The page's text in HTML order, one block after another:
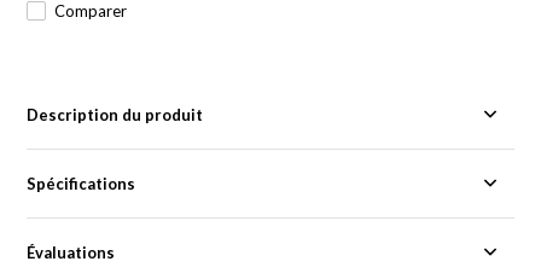
Comparer
Description du produit
Spécifications
Évaluations